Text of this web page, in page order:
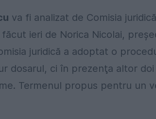
va fi analizat de Comisia
ieri de Norica Nicolai,
juridică a adoptat o
dosarul, ci în prezenţa altor doi
Termenul propus pentru un